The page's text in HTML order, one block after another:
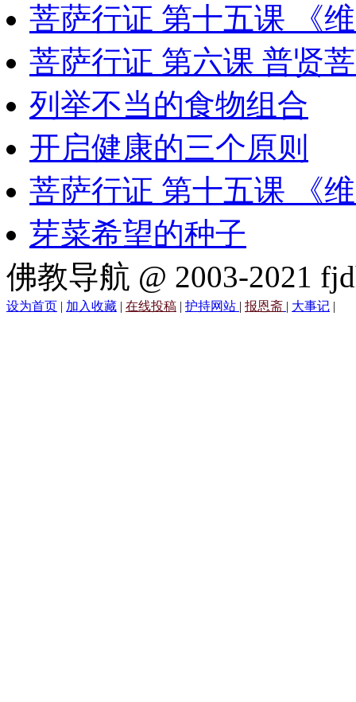
菩萨行证 第十五课 《
菩萨行证 第六课 普贤
列举不当的食物组合
开启健康的三个原则
菩萨行证 第十五课 《
芽菜希望的种子
佛教导航 @ 2003-2021
设为首页 | 加入收藏 | 在线投稿 | 护持网站 | 报恩斋 | 大事记 |